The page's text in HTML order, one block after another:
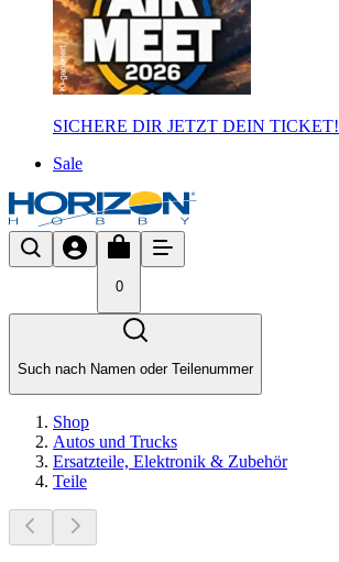
SICHERE DIR JETZT DEIN TICKET!
Sale
0
Such nach Namen oder Teilenummer
Shop
Autos und Trucks
Ersatzteile, Elektronik & Zubehör
Teile